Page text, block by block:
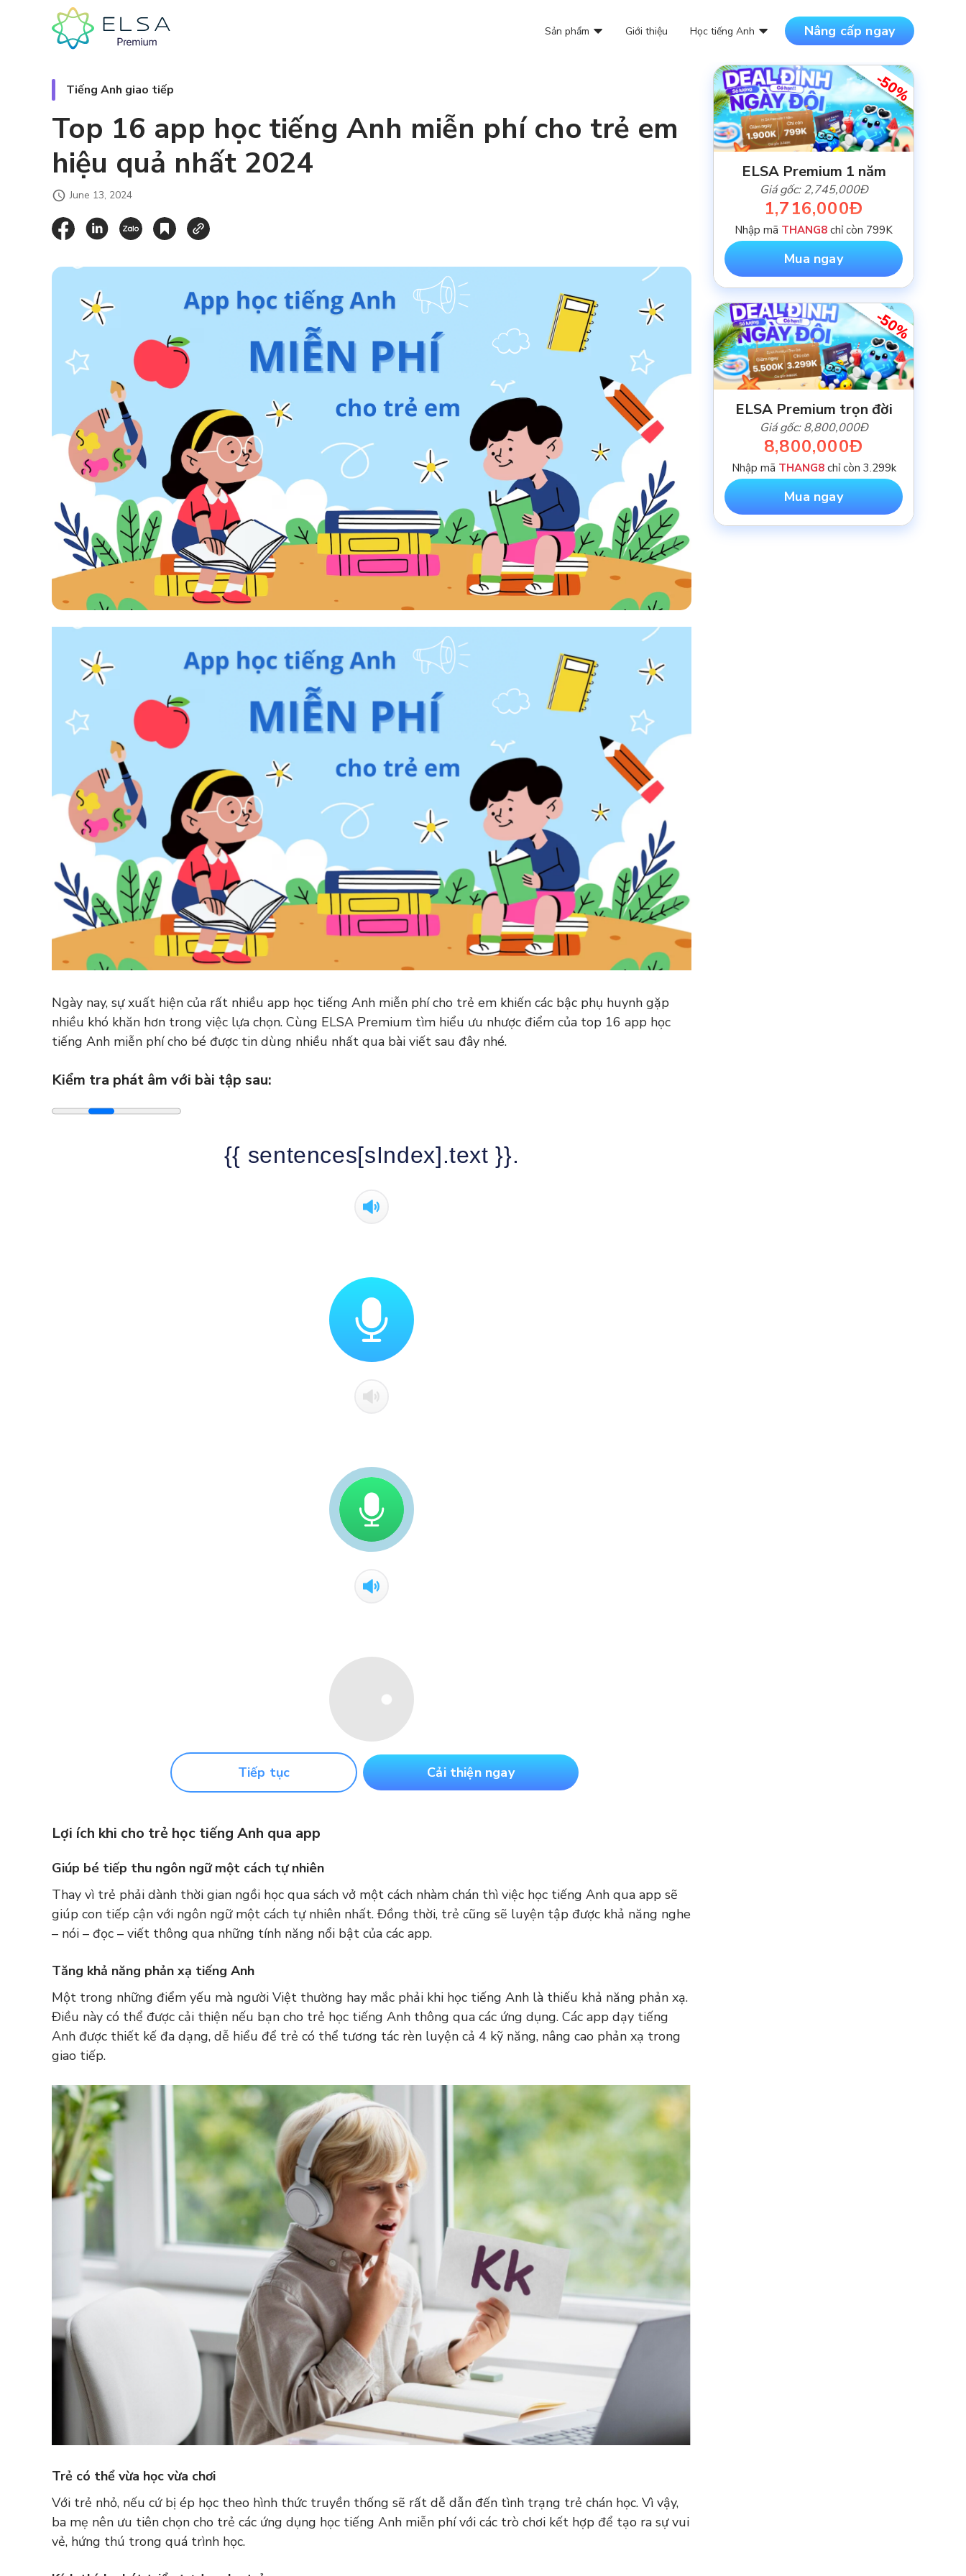
Sản phẩm Giới thiệu Học tiếng Anh Nâng cấp ngay
Tiếng Anh giao tiếp
Top 16 app học tiếng Anh miễn phí cho trẻ em
hiệu quả nhất 2024
June 13, 2024
Ngày nay, sự xuất hiện của rất nhiều app học tiếng Anh miễn phí cho trẻ em khiến các bậc phụ huynh gặp
nhiều khó khăn hơn trong việc lựa chọn. Cùng ELSA Premium tìm hiểu ưu nhược điểm của top 16 app học
tiếng Anh miễn phí cho bé được tin dùng nhiều nhất qua bài viết sau đây nhé.
Kiểm tra phát âm với bài tập sau:
{{ sentences[sIndex].text }}.
Tiếp tục Cải thiện ngay
Lợi ích khi cho trẻ học tiếng Anh qua app
Giúp bé tiếp thu ngôn ngữ một cách tự nhiên
Thay vì trẻ phải dành thời gian ngồi học qua sách vở một cách nhàm chán thì việc học tiếng Anh qua app sẽ
giúp con tiếp cận với ngôn ngữ một cách tự nhiên nhất. Đồng thời, trẻ cũng sẽ luyện tập được khả năng nghe
– nói – đọc – viết thông qua những tính năng nổi bật của các app.
Tăng khả năng phản xạ tiếng Anh
Một trong những điểm yếu mà người Việt thường hay mắc phải khi học tiếng Anh là thiếu khả năng phản xạ.
Điều này có thể được cải thiện nếu bạn cho trẻ học tiếng Anh thông qua các ứng dụng. Các app dạy tiếng
Anh được thiết kế đa dạng, dễ hiểu để trẻ có thể tương tác rèn luyện cả 4 kỹ năng, nâng cao phản xạ trong
giao tiếp.
Trẻ có thể vừa học vừa chơi
Với trẻ nhỏ, nếu cứ bị ép học theo hình thức truyền thống sẽ rất dễ dẫn đến tình trạng trẻ chán học. Vì vậy,
ba mẹ nên ưu tiên chọn cho trẻ các ứng dụng học tiếng Anh miễn phí với các trò chơi kết hợp để tạo ra sự vui
vẻ, hứng thú trong quá trình học.
DANH MỤC BÀI VIẾT
NỘI DUNG MỚI NHẤT
-50%
ELSA Premium 1 năm
Giá gốc: 2,745,000Đ
1,716,000Đ
Nhập mã THANG8 chỉ còn 799K
Mua ngay
-50%
ELSA Premium trọn đời
Giá gốc: 8,800,000Đ
8,800,000Đ
Nhập mã THANG8chỉ còn 3.299k
Mua ngay